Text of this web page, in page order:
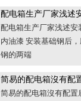
配电箱生产厂家浅述
配电箱生产厂家浅述安
内油漆 安装基础钢后
钢的两端
简易的配电箱沒有配
简易的配电箱沒有配置